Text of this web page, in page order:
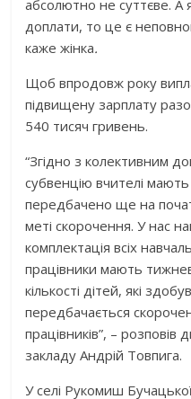
абсолютно не суттєве. А
доплати, то це є
каже жінка.
Щоб впродовж року
підвищену зарплату
540 тисяч гривень.
“Згідно з колективним
субвенцію вчителі
передбачено ще на
меті скорочення. У нас
комплектація всіх
працівники мають
кількості дітей, які
передбачається
працівників”, –
закладу Андрій Товпига.
У селі Рукомиш